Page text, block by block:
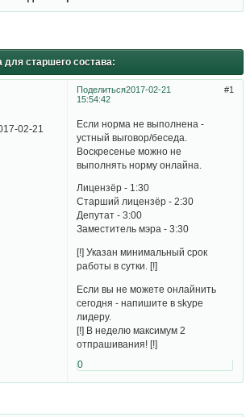
старшего состава:
Поделиться 1
2017-02-21
15:54:42
02-21
Если норма не выполнена -
устный выговор/беседа.
Воскресенье можно не
выполнять норму онлайна.
Лицензёр - 1:30
Старший лицензёр - 2:30
Депутат - 3:00
Заместитель мэра - 3:30
[!] Указан минимальный срок
работы в сутки. [!]
Если вы не можете онлайнить
сегодня - напишите в skype
лидеру.
[!] В неделю максимум 2
отпрашивания! [!]
0